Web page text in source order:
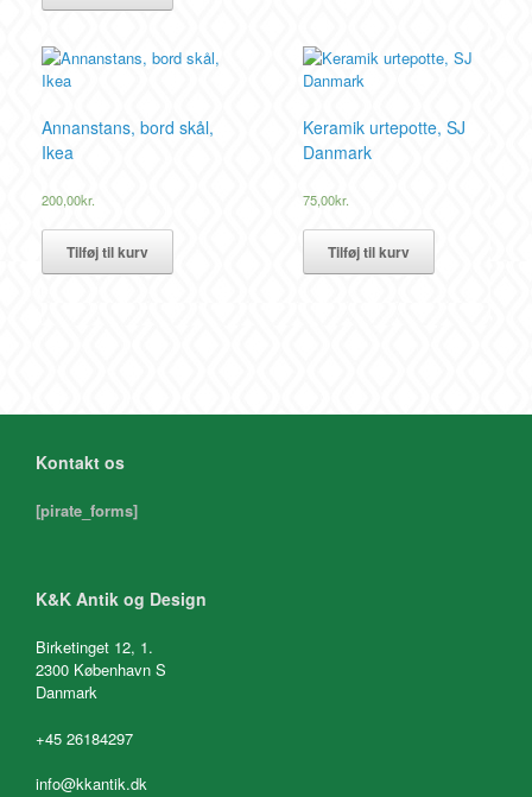
Annanstans, bord skål,
Ikea
200,00kr.
Tilføj til kurv
Keramik urtepotte, SJ
Danmark
75,00kr.
Tilføj til kurv
Kontakt os
[pirate_forms]
K&K Antik og Design
Birketinget 12, 1.
2300 København S
Danmark
+45 26184297
info@kkantik.dk